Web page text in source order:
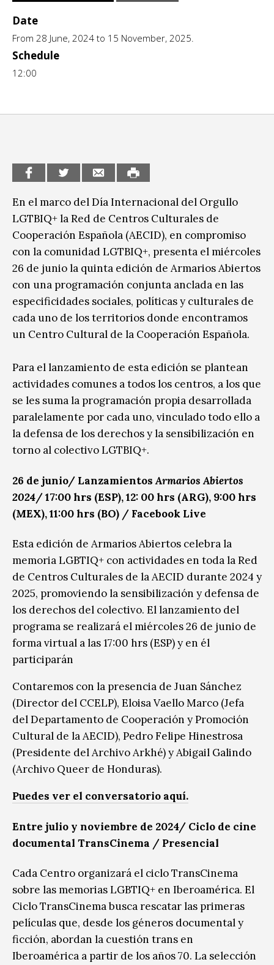
CCE en el interior/libros
Espacio itinerante de lectura infantil
Exposiciones
Formación
Género y Diversidad
Medio Ambiente
Música
Sin categoría
Date
From 28 June, 2024 to 15 November, 2025.
Schedule
12:00
En el marco del Día Internacional del Orgullo
LGTBIQ+ la Red de Centros Culturales de
Cooperación Española (AECID), en compromiso
con la comunidad LGTBIQ+, presenta el miércoles
26 de junio la quinta edición de Armarios Abiertos
con una programación conjunta anclada en las
especificidades sociales, políticas y culturales de
cada uno de los territorios donde encontramos
un Centro Cultural de la Cooperación Española.
Para el lanzamiento de esta edición se plantean
actividades comunes a todos los centros, a los que
se les suma la programación propia desarrollada
paralelamente por cada uno, vinculado todo ello a
la defensa de los derechos y la sensibilización en
torno al colectivo LGTBIQ+.
26 de junio/ LanzamientosArmarios Abiertos
2024/ 17:00 hrs (ESP), 12: 00 hrs (ARG), 9:00 hrs
(MEX), 11:00 hrs (BO) / Facebook Live
Esta edición de Armarios Abiertos celebra la
memoria LGBTIQ+ con actividades en toda la Red
de Centros Culturales de la AECID durante 2024 y
2025, promoviendo la sensibilización y defensa de
los derechos del colectivo. El lanzamiento del
programa se realizará el miércoles 26 de junio de
forma virtual a las 17:00 hrs (ESP) y en él
participarán
Contaremos con la presencia de Juan Sánchez
(Director del CCELP), Eloisa Vaello Marco (Jefa
del Departamento de Cooperación y Promoción
Cultural de la AECID), Pedro Felipe Hinestrosa
(Presidente del Archivo Arkhé) y Abigail Galindo
(Archivo Queer de Honduras).
Puedes ver el conversatorio aquí.
Entre julio y noviembre de 2024/ Ciclo de cine
documental TransCinema / Presencial
Cada Centro organizará el ciclo TransCinema
sobre las memorias LGBTIQ+ en Iberoamérica. El
Ciclo TransCinema busca rescatar las primeras
películas que, desde los géneros documental y
ficción, abordan la cuestión trans en
Iberoamérica a partir de los años 70. La selección